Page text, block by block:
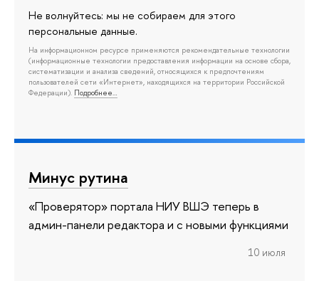
Не волнуйтесь: мы не собираем для этого
персональные данные.
На информационном ресурсе применяются рекомендательные технологии
(информационные технологии предоставления информации на основе сбора,
систематизации и анализа сведений, относящихся к предпочтениям
пользователей сети «Интернет», находящихся на территории Российской
Федерации). Подробнее…
Минус рутина
«Проверятор» портала НИУ ВШЭ теперь в
админ-панели редактора и с новыми функциями
10 июля